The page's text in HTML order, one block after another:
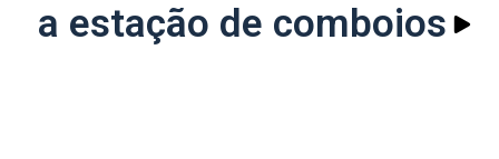
a estação de comboios